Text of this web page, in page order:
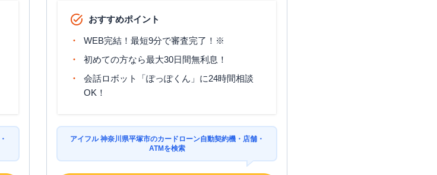
おすすめポイント
WEB完結！最短9分で審査完了！※
初めての方なら最大30日間無利息！
会話ロボット「ぽっぽくん」に24時間相談
OK！
アイフル 神奈川県平塚市のカードローン自動契約機・店舗・
ATMを検索